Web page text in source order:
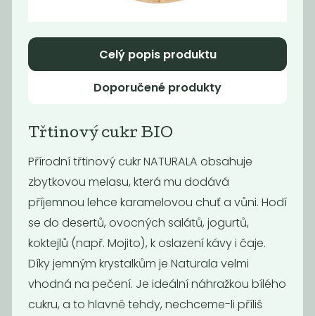
Novinka
Tahini 420g
119Kč
Momentálně
nedostupné
BIO sirup agáve
světlý
249Kč/ Kg
Novinka
Celý popis produktu
Doporučené produkty
Třtinový cukr BIO
Přírodní třtinový cukr NATURALA obsahuje
zbytkovou melasu, která mu dodává
příjemnou lehce karamelovou chuť a vůni. Hodí
se do desertů, ovocných salátů, jogurtů,
koktejlů (např. Mojito), k oslazení kávy i čaje.
Díky jemným krystalkům je Naturala velmi
vhodná na pečení. Je ideální náhražkou bílého
cukru, a to hlavně tehdy, nechceme-li příliš